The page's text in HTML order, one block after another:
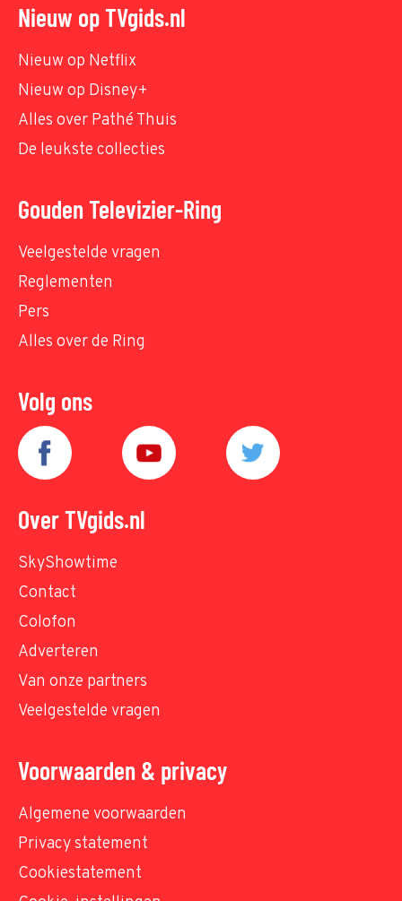
Nieuw op TVgids.nl
Nieuw op Netflix
Nieuw op Disney+
Alles over Pathé Thuis
De leukste collecties
Gouden Televizier-Ring
Veelgestelde vragen
Reglementen
Pers
Alles over de Ring
Volg ons
Over TVgids.nl
SkyShowtime
Contact
Colofon
Adverteren
Van onze partners
Veelgestelde vragen
Voorwaarden & privacy
Algemene voorwaarden
Privacy statement
Cookiestatement